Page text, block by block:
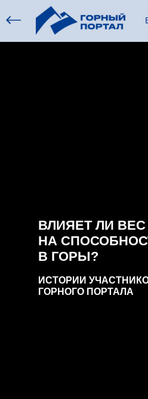
ВЛИЯЕТ ЛИ ВЕС
НА
В ГОРЫ?
ИСТОРИИ
ГОРНОГО ПОРТАЛА